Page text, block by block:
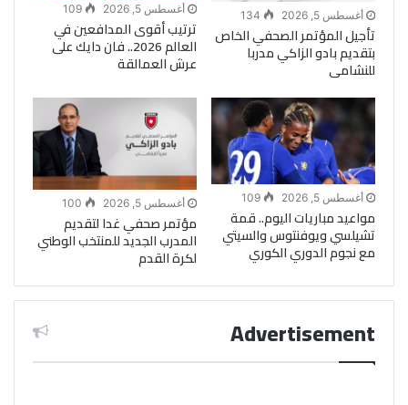
أغسطس 5, 2026 134
تأجيل المؤتمر الصحفي الخاص
بتقديم بادو الزاكي مدربا
للنشامى
أغسطس 5, 2026 109
ترتيب أقوى المدافعين في
العالم 2026.. فان دايك على
عرش العمالقة
أغسطس 5, 2026 109
مواعيد مباريات اليوم.. قمة
تشيلسي ويوفنتوس والسيتي
مع نجوم الدوري الكوري
أغسطس 5, 2026 100
مؤتمر صحفي غدا لتقديم
المدرب الجديد للمنتخب الوطني
لكرة القدم
Advertisement